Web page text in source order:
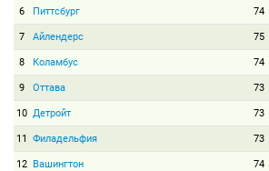
6 Питтсбург 74
7 Айлендерс 75
8 Коламбус 74
9 Оттава 73
10 Детройт 73
11 Филадельфия 73
12 Вашингтон 74